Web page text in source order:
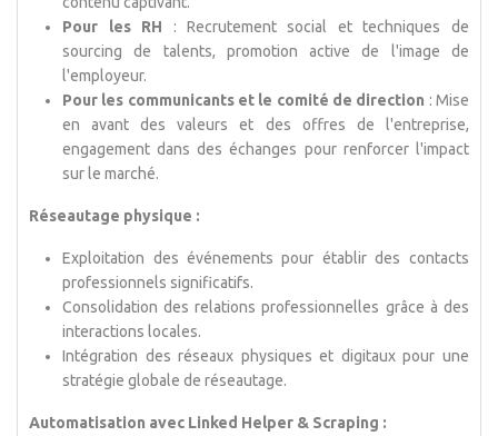
Pour les RH : Recrutement social et techniques de
sourcing de talents, promotion active de l'image de
l'employeur.
Pour les communicants et le comité de direction : Mise
en avant des valeurs et des offres de l'entreprise,
engagement dans des échanges pour renforcer l'impact
sur le marché.
Réseautage physique :
Exploitation des événements pour établir des contacts
professionnels significatifs.
Consolidation des relations professionnelles grâce à des
interactions locales.
Intégration des réseaux physiques et digitaux pour une
stratégie globale de réseautage.
Automatisation avec Linked Helper & Scraping :